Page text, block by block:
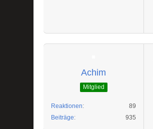
Achim
Mitglied
Reaktionen
89
Beiträge
935